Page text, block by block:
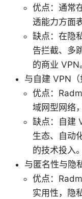
优点：通常
透能力方面
缺点：在隐
告拦截、多
的商业 VPN
与自建 VPN
优点：
域网型网络
缺点：自建
生态、自动
的技术投入。
与匿名性与隐
优点：
实用性，隐